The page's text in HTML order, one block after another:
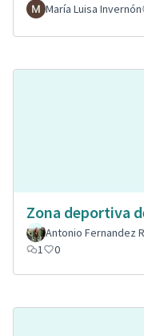
María Luisa Invernón
Zona deportiva
Antonio Fernandez
1
0